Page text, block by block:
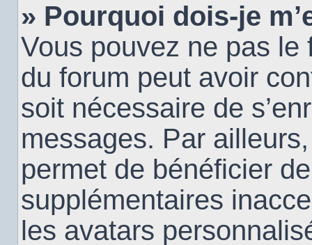
» Pourquoi dois-je
Vous pouvez ne pas le
du forum peut avoir
soit nécessaire de
messages. Par
permet de bénéficier
supplémentaires
les avatars